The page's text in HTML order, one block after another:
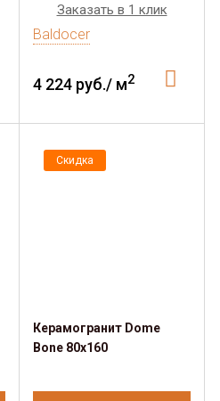
Заказать в 1 клик
Baldocer
4 224 руб./ м2
Скидка
Керамогранит Dome
Bone 80x160